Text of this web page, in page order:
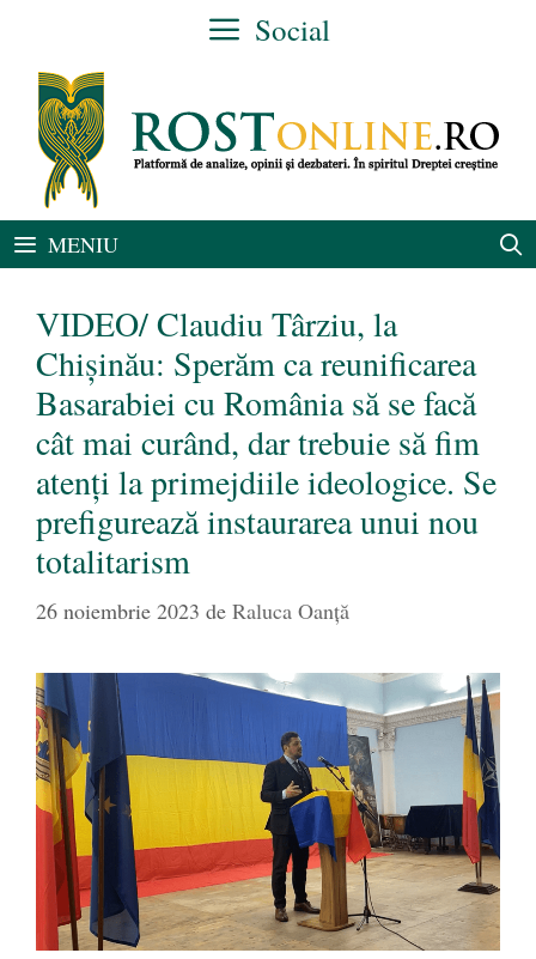
conținut
Social
MENIU
VIDEO/ Claudiu Târziu, la
Chișinău: Sperăm ca reunificarea
Basarabiei cu România să se facă
cât mai curând, dar trebuie să fim
atenți la primejdiile ideologice. Se
prefigurează instaurarea unui nou
totalitarism
26 noiembrie 2023 de Raluca Oanță